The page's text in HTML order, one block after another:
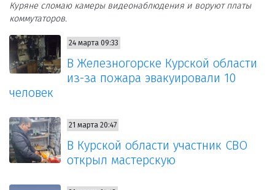
Куряне сломаю камеры видеонаблюдения и воруют платы
коммутаторов.
24 марта 09:33
В Железногорске Курской области
из-за пожара эвакуировали 10
человек
21 марта 20:47
В Курской области участник СВО
открыл мастерскую